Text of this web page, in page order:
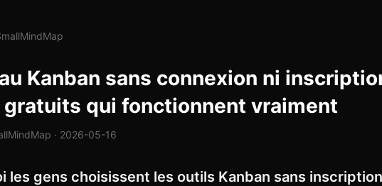
Kanban sans connexion ni
qui fonctionnent vraiment
· 2026-05-16
les gens choisissent les outils Kanban sans inscription